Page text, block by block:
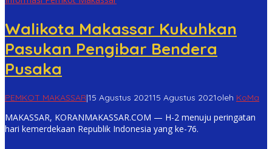
Walikota Makassar Kukuhkan
Pasukan Pengibar Bendera
Pusaka
PEMKOT MAKASSAR|15 Agustus 202115 Agustus 2021oleh KoMa
MAKASSAR, KORANMAKASSAR.COM — H-2 menuju peringatan
hari kemerdekaan Republik Indonesia yang ke-76.